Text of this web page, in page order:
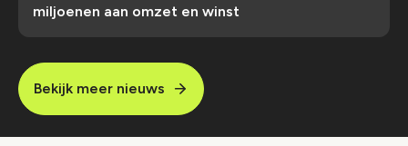
miljoenen aan omzet en winst
Bekijk meer nieuws